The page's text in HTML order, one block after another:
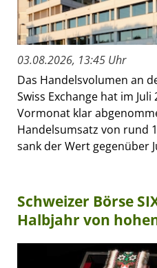
03.08.2026, 13:45 Uhr
Das Handelsvolumen an
Swiss Exchange hat im
Vormonat klar
Handelsumsatz von rund
sank der Wert gegenüber
Schweizer Börse
Halbjahr von